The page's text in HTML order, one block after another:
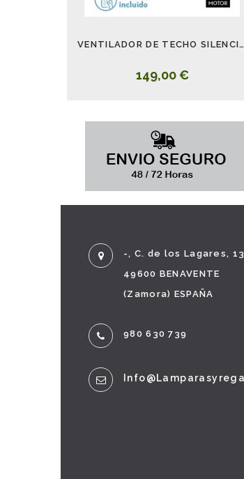
VENTILADOR DE TECHO SILENCIOSO CON LUZ NEGRO BLANCO TURIA
149,00 €
-, C. de los Lagares, 13
49600 BENAVENTE
(Zamora) ESPAÑA
980 630 739